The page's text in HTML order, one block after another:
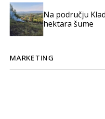
Na području
hektara šume
MARKETING